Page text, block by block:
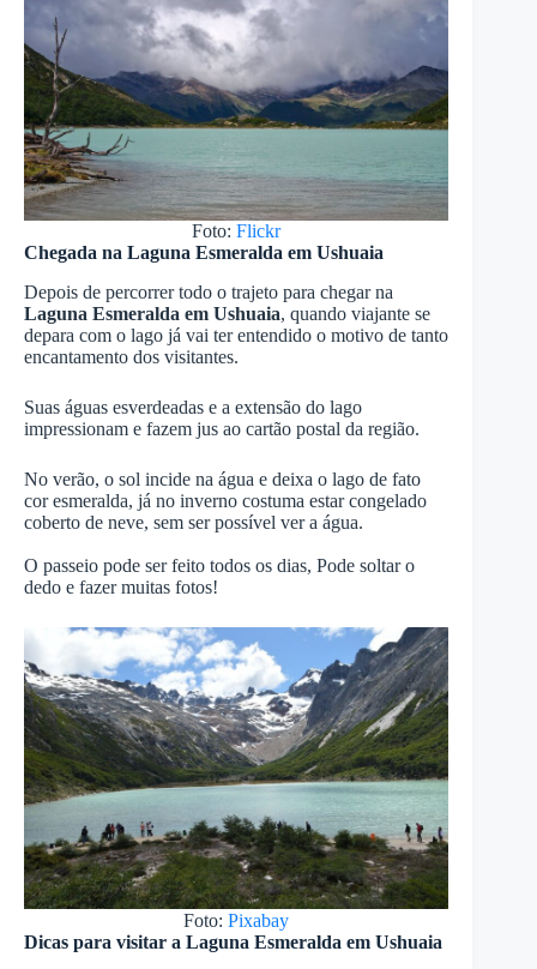
Foto:Flickr
Chegada na Laguna Esmeralda em Ushuaia
Depois de percorrer todo o trajeto para chegar na
Laguna Esmeralda em Ushuaia, quando viajante se
depara com o lago já vai ter entendido o motivo de tanto
encantamento dos visitantes.
Suas águas esverdeadas e a extensão do lago
impressionam e fazem jus ao cartão postal da região.
No verão, o sol incide na água e deixa o lago de fato
cor esmeralda, já no inverno costuma estar congelado
coberto de neve, sem ser possível ver a água.
O passeio pode ser feito todos os dias, Pode soltar o
dedo e fazer muitas fotos!
Foto:Pixabay
Dicas para visitar a Laguna Esmeralda em Ushuaia